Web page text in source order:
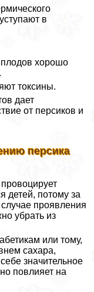
в
плодов хорошо
токсины.
дает
от персиков и
персика
детей, потому за
проявления
убрать из
или тому,
сахара,
значительное
повлияет на